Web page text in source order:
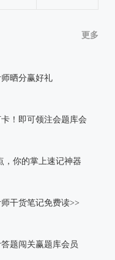
更多
晒分赢好礼
！即可领注会题库会
，你的掌上速记神器
干货笔记免费读>>
题闯关赢题库会员